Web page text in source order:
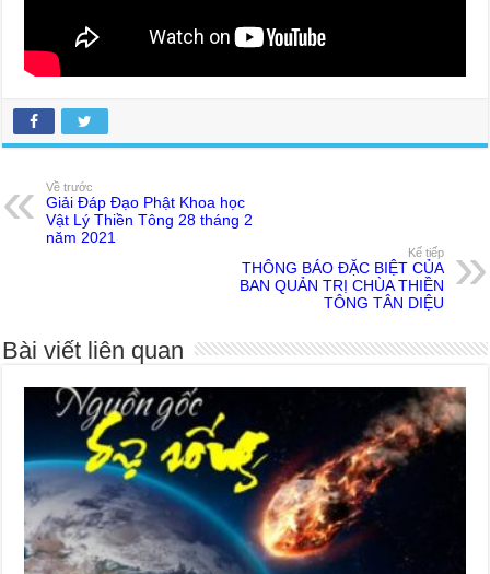
Về trước
Giải Đáp Đạo Phật Khoa học
Vật Lý Thiền Tông 28 tháng 2
năm 2021
Kế tiếp
THÔNG BÁO ĐẶC BIỆT CỦA
BAN QUẢN TRỊ CHÙA THIỀN
TÔNG TÂN DIỆU
Bài viết liên quan